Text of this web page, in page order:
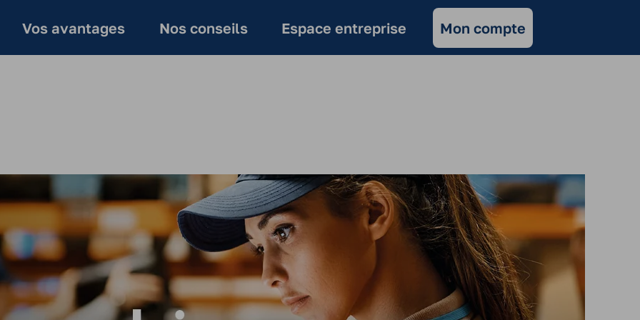
Vos avantages Nos conseils Espace entreprise Mon compte